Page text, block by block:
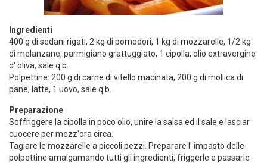
Ingredienti
400 g di sedani rigati, 2 kg di pomodori, 1 kg di mozzarelle, 1/2 kg
di melanzane, parmigiano grattuggiato, 1 cipolla, olio extravergine
d' oliva, sale q.b.
Polpettine: 200 g di carne di vitello macinata, 200 g di mollica di
pane, latte, 1 uovo, sale q.b.
Preparazione
Soffriggere la cipolla in poco olio, unire la salsa ed il sale e lasciar
cuocere per mezz'ora circa.
Tagiare le mozzarelle a piccoli pezzi. Preparare l' impasto delle
polpettine amalgamando tutti gli ingredienti, friggerle e passarle